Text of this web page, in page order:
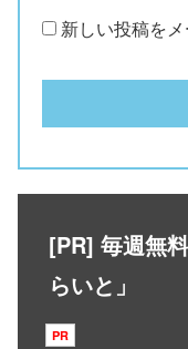
新しい投稿を
[PR] 毎週無
らいと」